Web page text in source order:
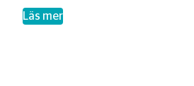
Läs mer– Dammsugning & mattor